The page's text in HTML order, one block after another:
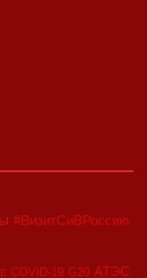
#ВизитСиВРоссию
COVID-19 G20 АТЭС